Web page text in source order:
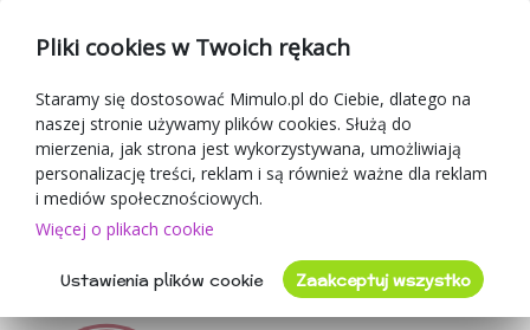
Blog
O sprzedawcy
Mimulo.pl
Regulamin sklepu
Ochrona danych osobowych GDPR
Kontakty
Oceny klientów
Pliki cookies w Twoich rękach
Staramy się dostosować Mimulo.pl do Ciebie, dlatego na
naszej stronie używamy plików cookies. Służą do
mierzenia, jak strona jest wykorzystywana, umożliwiają
personalizację treści, reklam i są również ważne dla reklam
i mediów społecznościowych.
Więcej o plikach cookie
Ustawienia plików cookie Zaakceptuj wszystko